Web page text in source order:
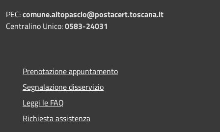
PEC:comune.altopascio@postacert.toscana.it
Centralino Unico:0583-24031
Prenotazione appuntamento
Segnalazione disservizio
Leggi le FAQ
Richiesta assistenza